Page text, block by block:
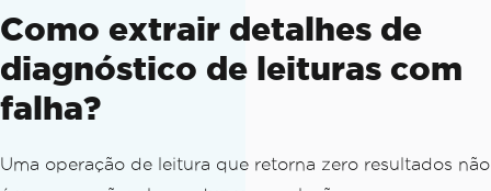
catch
(IronBarCodeNativeException ex
{
// The when filter routes only mis
sing-DLL errors here; other native exc
// fall through to the IronBarCode
Como extrair detalhes de
diagnóstico de leituras com
falha?
Uma operação de leitura que retorna zero resultados não